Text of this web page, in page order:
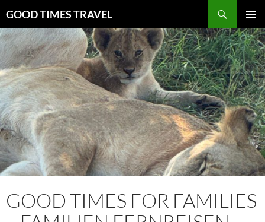
Inhalt
springen
GOOD TIMES TRAVEL
MENÜ
GOOD TIMES FOR FAMILIES